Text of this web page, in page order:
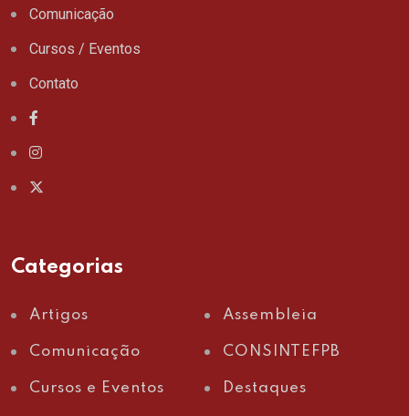
Comunicação
Cursos / Eventos
Contato
Categorias
Artigos Assembleia
Comunicação CONSINTEFPB
Cursos e Eventos Destaques